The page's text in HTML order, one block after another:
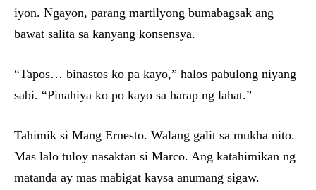
iyon. Ngayon, parang martilyong bumabagsak ang
bawat salita sa kanyang konsensya.
“Tapos… binastos ko pa kayo,” halos pabulong niyang
sabi. “Pinahiya ko po kayo sa harap ng lahat.”
Tahimik si Mang Ernesto. Walang galit sa mukha nito.
Mas lalo tuloy nasaktan si Marco. Ang katahimikan ng
matanda ay mas mabigat kaysa anumang sigaw.